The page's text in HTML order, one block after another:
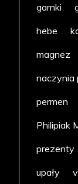
garnki
hebe
magnez
naczynia
permen
Philipiak
prezenty
upały